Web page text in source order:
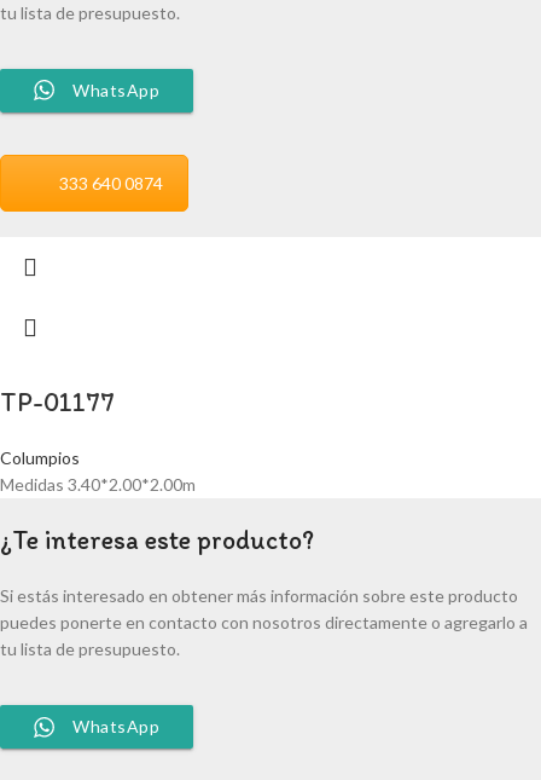
tu lista de presupuesto.
WhatsApp
333 640 0874
TP-01177
Columpios
Medidas 3.40*2.00*2.00m
¿Te interesa este producto?
Si estás interesado en obtener más información sobre este producto
puedes ponerte en contacto con nosotros directamente o agregarlo a
tu lista de presupuesto.
WhatsApp